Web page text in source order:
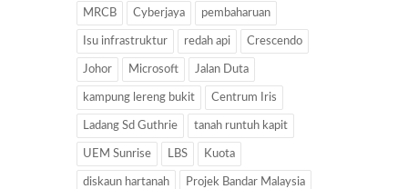
MRCB Cyberjaya pembaharuan
Isu infrastruktur redah api Crescendo
Johor Microsoft Jalan Duta
kampung lereng bukit Centrum Iris
Ladang Sd Guthrie tanah runtuh kapit
UEM Sunrise LBS Kuota
diskaun hartanah Projek Bandar Malaysia